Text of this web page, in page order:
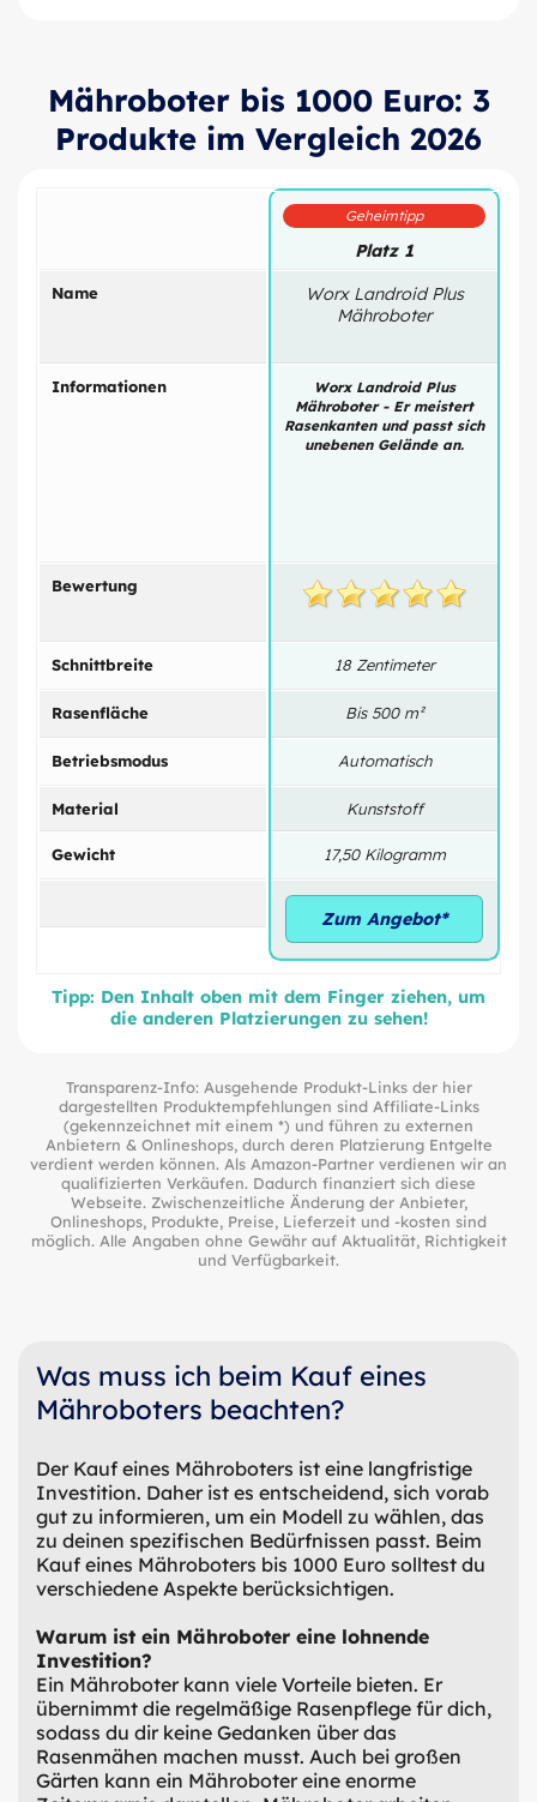
Mähroboter bis 1000 Euro: 3
Produkte im Vergleich 2026
Name
Informationen
Bewertung
Schnittbreite
Rasenfläche
Betriebsmodus
Material
Gewicht
Geheimtipp
Platz 1
Worx Landroid Plus
Mähroboter
Worx Landroid Plus
Mähroboter - Er meistert
Rasenkanten und passt sich
unebenen Gelände an.
18 Zentimeter
Bis 500 m²
Automatisch
Kunststoff
17,50 Kilogramm
Zum Angebot*
Tipp: Den Inhalt oben mit dem Finger ziehen, um
die anderen Platzierungen zu sehen!
Transparenz-Info: Ausgehende Produkt-Links der hier
dargestellten Produktempfehlungen sind Affiliate-Links
(gekennzeichnet mit einem *) und führen zu externen
Anbietern & Onlineshops, durch deren Platzierung Entgelte
verdient werden können. Als Amazon-Partner verdienen wir an
qualifizierten Verkäufen. Dadurch finanziert sich diese
Webseite. Zwischenzeitliche Änderung der Anbieter,
Onlineshops, Produkte, Preise, Lieferzeit und -kosten sind
möglich. Alle Angaben ohne Gewähr auf Aktualität, Richtigkeit
und Verfügbarkeit.
Was muss ich beim Kauf eines
Mähroboters beachten?
Der Kauf eines Mähroboters ist eine langfristige
Investition. Daher ist es entscheidend, sich vorab
gut zu informieren, um ein Modell zu wählen, das
zu deinen spezifischen Bedürfnissen passt. Beim
Kauf eines Mähroboters bis 1000 Euro solltest du
verschiedene Aspekte berücksichtigen.
Warum ist ein Mähroboter eine lohnende
Investition?
Ein Mähroboter kann viele Vorteile bieten. Er
übernimmt die regelmäßige Rasenpflege für dich,
sodass du dir keine Gedanken über das
Rasenmähen machen musst. Auch bei großen
Gärten kann ein Mähroboter eine enorme